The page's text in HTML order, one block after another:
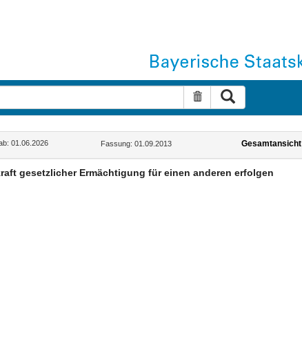
Suche zurücksetzen
01.06.2026 Fassung: 01.09.2013 Gesamtansicht
gesetzlicher Ermächtigung für einen anderen erfolgen